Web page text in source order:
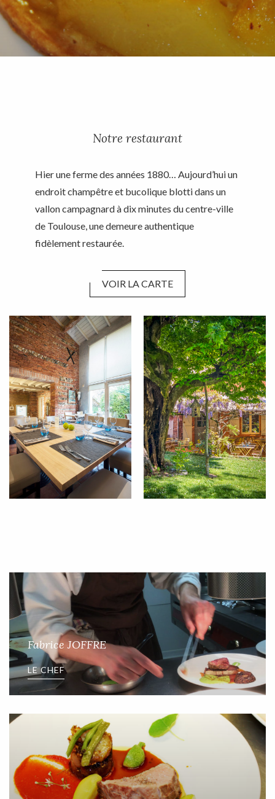
Notre restaurant
Hier une ferme des années 1880… Aujourd’hui un
endroit champêtre et bucolique blotti dans un
vallon campagnard à dix minutes du centre-ville
de Toulouse, une demeure authentique
fidèlement restaurée.
VOIR LA CARTE
Fabrice JOFFRE
LE CHEF